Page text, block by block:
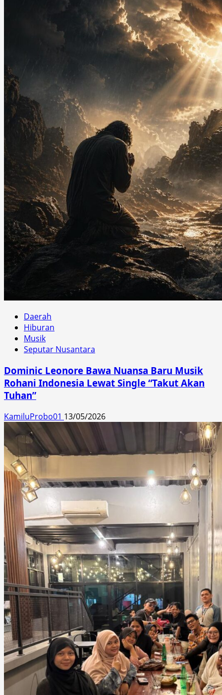
Daerah
Hiburan
Musik
Seputar Nusantara
Dominic Leonore Bawa Nuansa Baru Musik
Rohani Indonesia Lewat Single “Takut Akan
Tuhan”
KamiluProbo01 13/05/2026